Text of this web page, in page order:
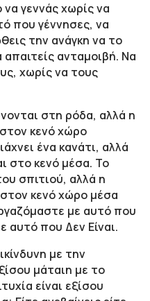
γεννάς χωρίς να
που γέννησες, να
την ανάγκη να το
ανταμοιβή. Να
χωρίς να τους
στη ρόδα, αλλά η
κενό χώρο
ένα κανάτι, αλλά
στο κενό μέσα. Το
σπιτιού, αλλά η
κενό χώρο μέσα
με αυτό που
αυτό που Δεν Είναι.
με την
μάταιη με το
είναι εξίσου